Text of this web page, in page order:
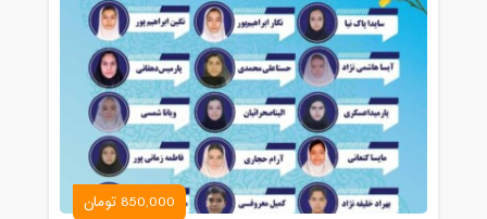
850,000 تومان